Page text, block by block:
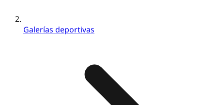
Galerías deportivas